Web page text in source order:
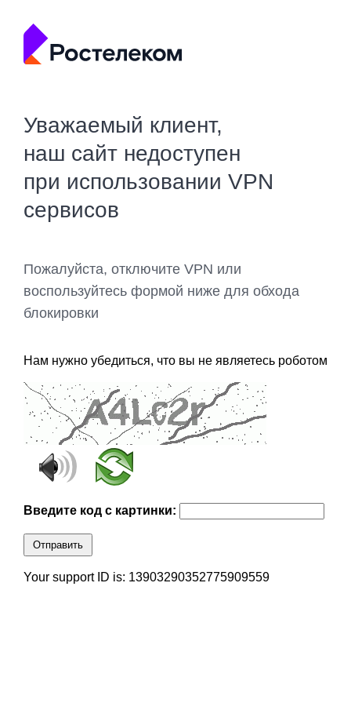
Уважаемый клиент,
наш сайт недоступен
при использовании VPN
сервисов
Пожалуйста, отключите VPN или
воспользуйтесь формой ниже для обхода
блокировки
Нам нужно убедиться, что вы не являетесь роботом
Введите код с картинки:
Отправить
Your support ID is: 13903290352775909559